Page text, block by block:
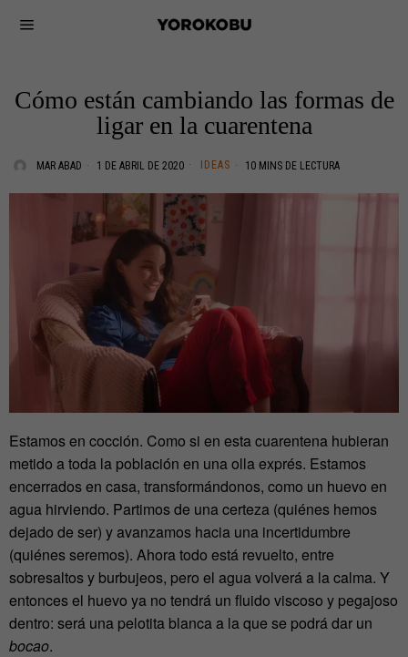
Cómo están cambiando las formas de
ligar en la cuarentena
MAR ABAD 1 DE ABRIL DE 2020 IDEAS 10 MINS DE LECTURA
Estamos en cocción. Como si en esta cuarentena hubieran
metido a toda la población en una olla exprés. Estamos
encerrados en casa, transformándonos, como un huevo en
agua hirviendo. Partimos de una certeza (quiénes hemos
dejado de ser) y avanzamos hacia una incertidumbre
(quiénes seremos). Ahora todo está revuelto, entre
sobresaltos y burbujeos, pero el agua volverá a la calma. Y
entonces el huevo ya no tendrá un fluido viscoso y pegajoso
dentro: será una pelotita blanca a la que se podrá dar un
bocao.